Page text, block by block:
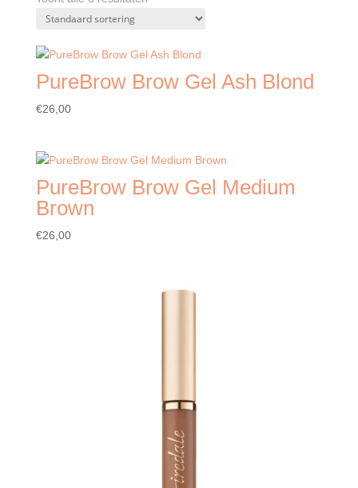
PureBrow Brow Gel Ash Blond
€26,00
PureBrow Brow Gel Medium
Brown
€26,00